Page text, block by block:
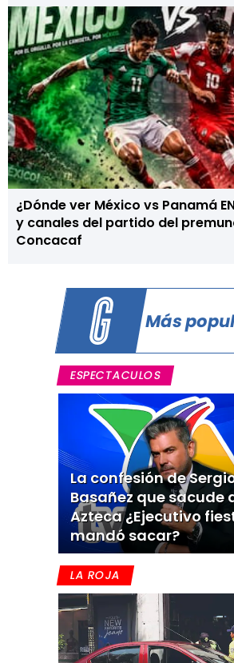
¿Dónde ver México vs Panamá
y canales del partido del
Concacaf
Más
ESPECTACULOS
La confesión de
Basañez que sacude
Azteca ¿Ejecutivo
mandó sacar?
LA ROJA